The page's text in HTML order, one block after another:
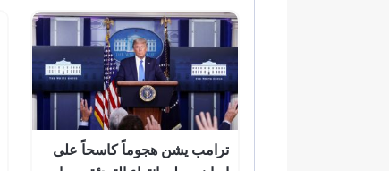
ترامب يشن هجوماً كاسحاً على